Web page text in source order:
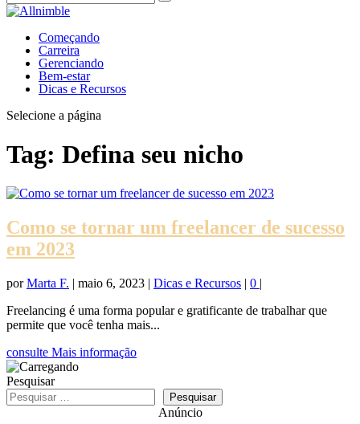
Começando
Carreira
Gerenciando
Bem-estar
Dicas e Recursos
Selecione a página
Tag: Defina seu nicho
Como se tornar um freelancer de sucesso
em 2023
porMarta F. | maio 6, 2023 | Dicas e Recursos | 0 |
Freelancing é uma forma popular e gratificante de trabalhar que
permite que você tenha mais...
consulte Mais informação
Pesquisar
Pesquisar
Anúncio